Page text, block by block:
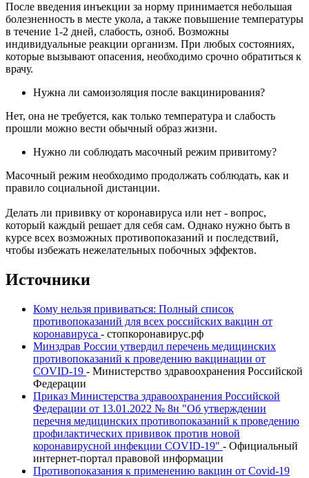
После введения инъекции за норму принимается небольшая
болезненность в месте укола, а также повышение температуры
в течение 1-2 дней, слабость, озноб. Возможны
индивидуальные реакции организм. При любых состояниях,
которые вызывают опасения, необходимо срочно обратиться к
врачу.
Нужна ли самоизоляция после вакцинирования?
Нет, она не требуется, как только температура и слабость
прошли можно вести обычный образ жизни.
Нужно ли соблюдать масочный режим привитому?
Масочный режим необходимо продолжать соблюдать, как и
правило социальной дистанции.
Делать ли прививку от коронавируса или нет - вопрос,
который каждый решает для себя сам. Однако нужно быть в
курсе всех возможных противопоказаний и последствий,
чтобы избежать нежелательных побочных эффектов.
Источники
Кому нельзя прививаться: Полный список
противопоказаний для всех российских вакцин от
коронавируса - стопкоронавирус.рф
Минздрав России утвердил перечень медицинских
противопоказаний к проведению вакцинации от
COVID-19 - Министерство здравоохранения Российской
Федерации
Приказ Министерства здравоохранения Российской
Федерации от 13.01.2022 № 8н "Об утверждении
перечня медицинских противопоказаний к проведению
профилактических прививок против новой
коронавирусной инфекции СОVID-19" - Официальный
интернет-портал правовой информации
Противопоказания к применению вакцин от Covid-19